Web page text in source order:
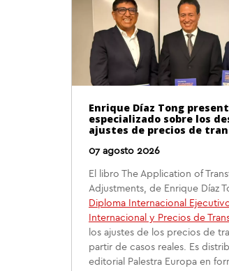
Enrique Díaz Tong
especializado sobre los
ajustes de precios de
07 agosto 2026
El libro The Application of
Adjustments, de Enrique Díaz
Diploma Internacional
Internacional y Precios de
los ajustes de los precios de
partir de casos reales. Es
editorial Palestra Europa en